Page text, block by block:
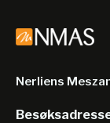
Nerliens